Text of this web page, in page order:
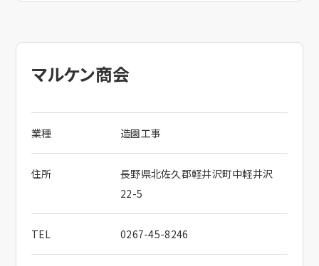
マルケン商会
業種 造園工事
住所
長野県北佐久郡軽井沢町中軽井沢
22-5
TEL 0267-45-8246